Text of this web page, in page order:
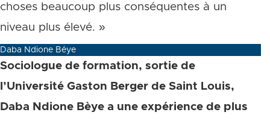
choses beaucoup plus conséquentes à un
niveau plus élevé. »
Daba Ndione Béye
Sociologue de formation, sortie de
l’Université Gaston Berger de Saint Louis,
Daba Ndione Bèye a une expérience de plus